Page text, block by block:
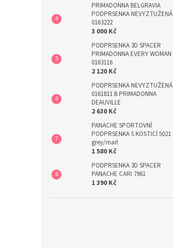
PRIMADONNA BELGRAVIA
PODPRSENKA NEVYZTUŽENÁ
0163222
3 000 Kč
PODPRSENKA 3D SPACER
PRIMADONNA EVERY WOMAN
0163116
2 120 Kč
PODPRSENKA NEVYZTUŽENÁ
0161811 B PRIMADONNA
DEAUVILLE
2 630 Kč
PANACHE SPORTOVNÍ
PODPRSENKA S KOSTICÍ 5021
grey/marl
1 580 Kč
PODPRSENKA 3D SPACER
PANACHE CARI 7961
1 390 Kč